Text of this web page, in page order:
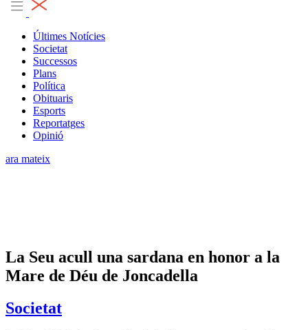
Últimes Notícies
Societat
Successos
Plans
Política
Obituaris
Esports
Reportatges
Opinió
ara mateix
La Seu acull una sardana en honor a la
Mare de Déu de Joncadella
Societat